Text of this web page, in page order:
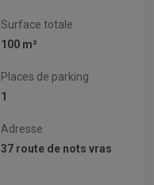
Surface totale
100 m²
Places de parking
1
Adresse
37 route de nots vras